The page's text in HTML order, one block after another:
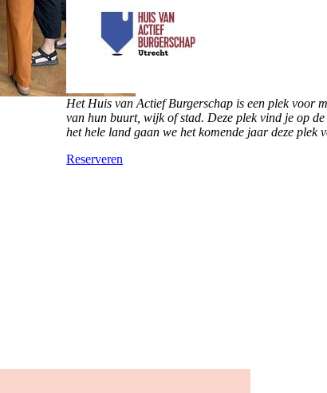
Het Huis van Actief Burgerschap is een plek voor
van hun buurt, wijk of stad. Deze plek vind je op
het hele land gaan we het komende jaar deze plek
Reserveren